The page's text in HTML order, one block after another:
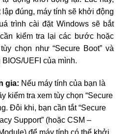
đúng, máy tính sẽ khởi động
trình cài đặt Windows sẽ bắt
kiểm tra lại các bước hoặc
chọn như “Secure Boot” và
BIOS/UEFI của mình.
gia: Nếu máy tính của bạn là
kiểm tra xem tùy chọn “Secure
Đôi khi, bạn cần tắt “Secure
Support” (hoặc CSM –
để máy tính có thể khởi